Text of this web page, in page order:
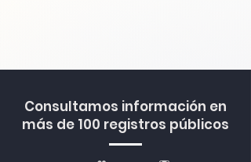
Consultamos información en
más de 100 registros públicos